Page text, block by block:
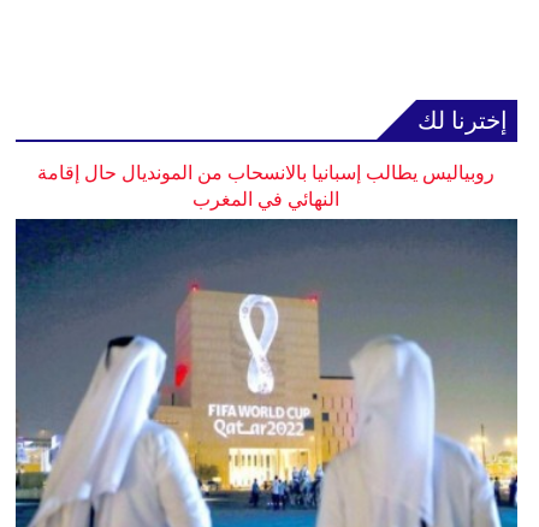
إخترنا لك
روبياليس يطالب إسبانيا بالانسحاب من المونديال حال إقامة
النهائي في المغرب